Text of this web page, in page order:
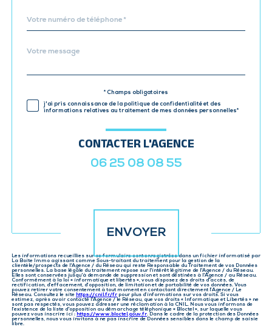
*
Fieldset
Message
* Champs obligatoires
j'ai pris connaissance de la politique de confidentialité et des
informations relatives au traitement de mes données personnelles*
CONTACTER L'AGENCE
06 25 08 08 55
ENVOYER
Les informations recueillies sur ce formulaire sont enregistrées dans un fichier informatisé par
La Boite Immo agissant comme Sous-traitant du traitement pour la gestion de la
clientèle/prospects de l'Agence / du Réseau qui reste Responsable du Traitement de vos Données
personnelles. La base légale du traitement repose sur l'intérêt légitime de l'Agence / du Réseau.
Elles sont conservées jusqu'à demande de suppression et sont destinées à l'Agence / au Réseau.
Conformément à la loi « informatique et libertés », vous disposez des droits d’accès, de
rectification, d’effacement, d’opposition, de limitation et de portabilité de vos données. Vous
pouvez retirer votre consentement à tout moment en contactant directement l’Agence / Le
Réseau. Consultez le site https://cnil.fr/fr pour plus d’informations sur vos droits. Si vous
estimez, après avoir contacté l'Agence / le Réseau, que vos droits « Informatique et Libertés » ne
sont pas respectés, vous pouvez adresser une réclamation à la CNIL. Nous vous informons de
l’existence de la liste d'opposition au démarchage téléphonique « Bloctel », sur laquelle vous
pouvez vous inscrire ici : https://www.bloctel.gouv.fr. Dans le cadre de la protection des Données
personnelles, nous vous invitons à ne pas inscrire de Données sensibles dans le champ de saisie
libre.